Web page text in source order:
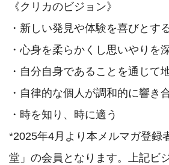
《クリカのビジョン》
・新しい発見や体験を喜びとす
・心身を柔らかくし思いやりを
・自分自身であることを通じて
・自律的な個人が調和的に響き
・時を知り、時に適う
*2025年4月より本メルマガ登録
堂」の会員となります。上記ビ